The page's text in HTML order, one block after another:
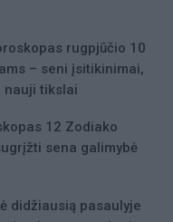
rugpjūčio 10
– seni įsitikinimai,
nauji tikslai
12 Zodiako
sena galimybė
didžiausią pasaulyje